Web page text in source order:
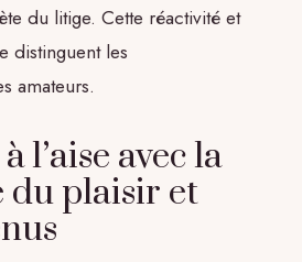
du litige. Cette réactivité et
distinguent les
amateurs.
l’aise avec la
du plaisir et